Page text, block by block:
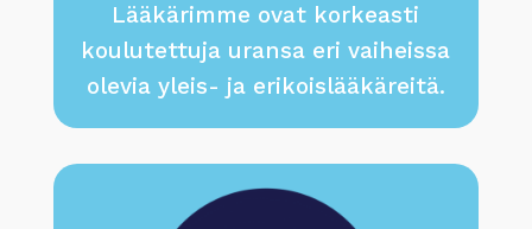
Lääkärimme ovat korkeasti
koulutettuja uransa eri vaiheissa
olevia yleis- ja erikoislääkäreitä.